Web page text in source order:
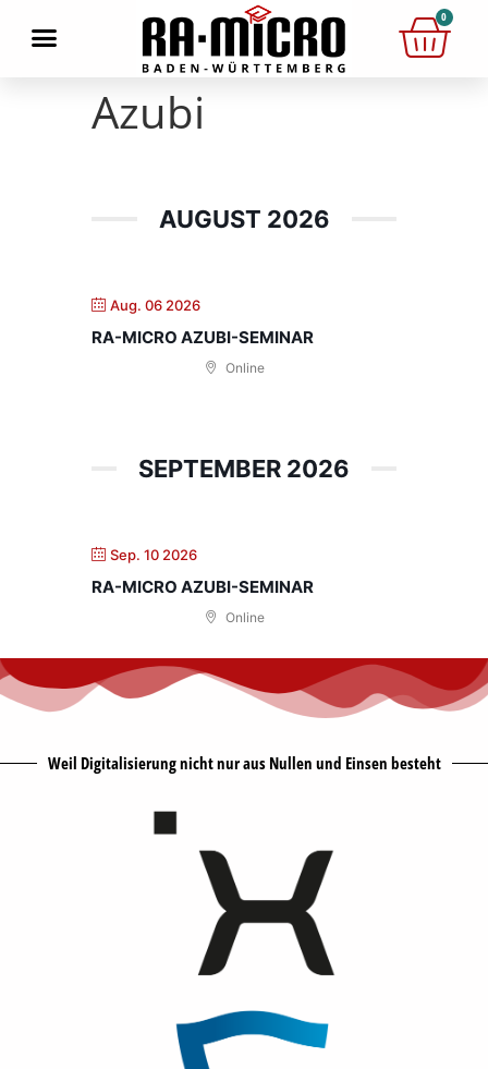
0
Azubi
AUGUST 2026
Aug. 06 2026
RA-MICRO AZUBI-SEMINAR
Online
SEPTEMBER 2026
Sep. 10 2026
RA-MICRO AZUBI-SEMINAR
Online
Weil Digitalisierung nicht nur aus Nullen und Einsen besteht